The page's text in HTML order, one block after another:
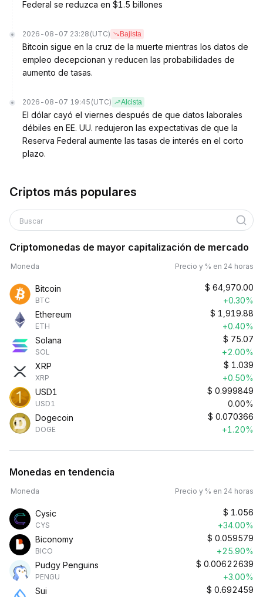
Federal se reduzca en $1.5 billones
2026-08-07 23:28 (UTC) Bajista
Bitcoin sigue en la cruz de la muerte mientras los datos de
empleo decepcionan y reducen las probabilidades de
aumento de tasas.
2026-08-07 19:45 (UTC) Alcista
El dólar cayó el viernes después de que datos laborales
débiles en EE. UU. redujeron las expectativas de que la
Reserva Federal aumente las tasas de interés en el corto
plazo.
Criptos más populares
Buscar
Criptomonedas de mayor capitalización de mercado
Moneda Precio y % en 24 horas
Bitcoin
BTC
$ 64,970.00
+0.30%
Ethereum
ETH
$ 1,919.88
+0.40%
Solana
SOL
$ 75.07
+2.00%
XRP
XRP
$ 1.039
+0.50%
USD1
USD1
$ 0.999849
0.00%
Dogecoin
DOGE
$ 0.070366
+1.20%
Monedas en tendencia
Moneda Precio y % en 24 horas
Cysic
CYS
$ 1.056
+34.00%
Biconomy
BICO
$ 0.059579
+25.90%
Pudgy Penguins
PENGU
$ 0.00622639
+3.00%
Sui
$ 0.692459